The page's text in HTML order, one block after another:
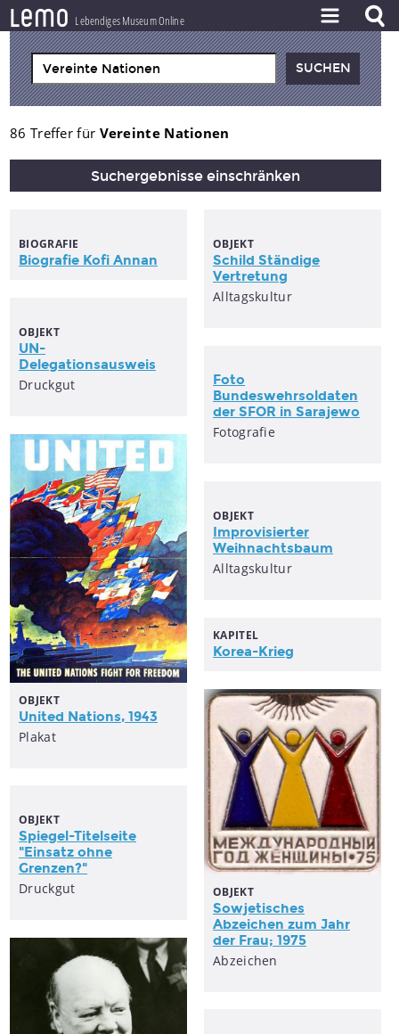
lemo Lebendiges Museum Online
ZEITSTRAHL
THEMEN
ZEITZEUGEN
BESTAND
PROJEKT
86 Treffer für Vereinte Nationen
Suchergebnisse einschränken
BIOGRAFIE
Biografie Kofi Annan
OBJEKT
Schild Ständige
Vertretung
Alltagskultur
OBJEKT
UN-
Delegationsausweis
Druckgut
Foto
Bundeswehrsoldaten
der SFOR in Sarajewo
Fotografie
OBJEKT
United Nations, 1943
Plakat
OBJEKT
Improvisierter
Weihnachtsbaum
Alltagskultur
KAPITEL
Korea-Krieg
OBJEKT
Sowjetisches
Abzeichen zum Jahr
der Frau; 1975
Abzeichen
OBJEKT
Spiegel-Titelseite
"Einsatz ohne
Grenzen?"
Druckgut